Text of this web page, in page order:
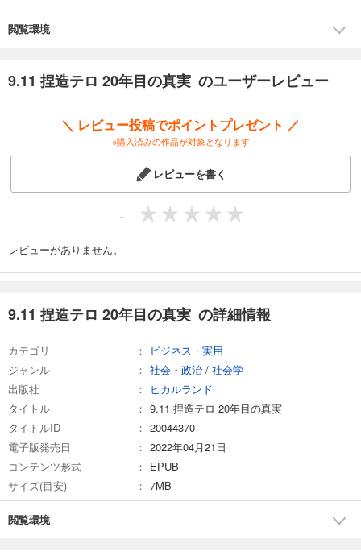
閲覧環境
9.11 捏造テロ 20年目の真実 のユーザーレビュー
＼ レビュー投稿でポイントプレゼント ／
※購入済みの作品が対象となります
レビューを書く
-
レビューがありません。
9.11 捏造テロ 20年目の真実 の詳細情報
カテゴリ
ビジネス・実用
ジャンル
社会・政治 / 社会学
出版社
ヒカルランド
タイトル
9.11 捏造テロ 20年目の真実
タイトルID
20044370
電子版発売日
2022年04月21日
コンテンツ形式
EPUB
サイズ(目安)
7MB
閲覧環境